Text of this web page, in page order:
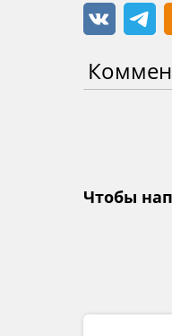
Чтобы